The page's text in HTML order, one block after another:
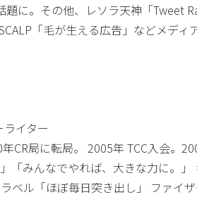
に。その他、レソラ天神「Tweet
「毛が生える広告」などメデ
イター
CR局に転局。 2005年 TCC入会。
「みんなでやれば、大きな力に。
ベル「ほぼ毎日突き出し」 ファイ